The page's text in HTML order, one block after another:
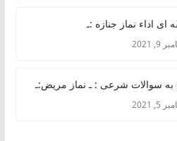
ای اداء نماز جنازه :ـ
2021
به سوالات شرعی : ـ نماز مریض:ـ
2021